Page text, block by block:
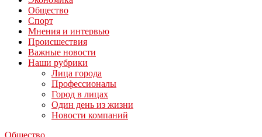
Общество
Спорт
Мнения и интервью
Происшествия
Важные новости
Наши рубрики
Лица города
Профессионалы
Город в лицах
Один день из жизни
Новости компаний
Общество